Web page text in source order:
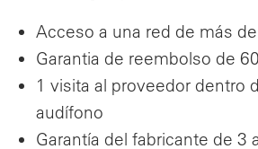
Acceso a una red de más
Garantia de reembolso de
1 visita al proveedor dentro
audífono
Garantía del fabricante de 3